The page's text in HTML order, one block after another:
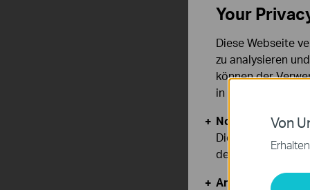
Von
Your
Diese Webseite
zu analysieren
können der
in unseren
Notwendige
Diese Cookies
deaktiviert
Analyse- und